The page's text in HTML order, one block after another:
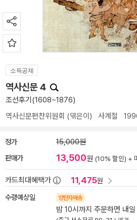
소득공제
역사신문 4
조선후기(1608~1876)
역사신문편찬위원회 (엮은이) 사계절
정가 15,000원
판매가 13,500원 (10% 할인) +
카드최대혜택가 11,475원
수령예상일 양탄자배송
밤 10시까지 주문하면 내일